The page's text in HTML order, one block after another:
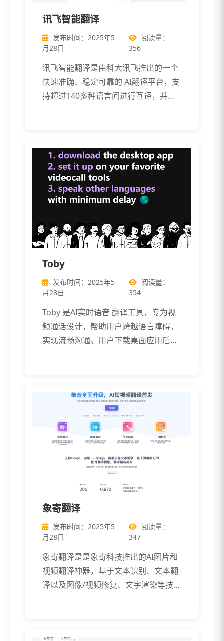
讯飞智能翻译
发布时间：2025年5
月28日
阅读量：
356
讯飞智能翻译是由科大讯飞推出的一个
快速准确、稳定可靠的 AI翻译平台，支
持超过140多种语言间进行互译，并提
Toby
发布时间：2025年5
月28日
阅读量：
354
Toby 是AI实时语音 翻译工具，专为视
频通话设计，帮助用户跨越语言障碍，
实现流畅沟通。用户下载桌面应用后，
象寄翻译
发布时间：2025年5
月28日
阅读量：
347
象寄翻译是是象寄科技推出的AI图片和
视频翻译神器，基于文本识别、文本翻
译以及图像/视频修复、文字渲染等技